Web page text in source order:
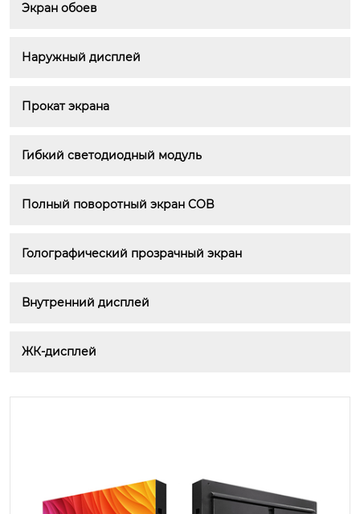
Экран обоев
Наружный дисплей
Прокат экрана
Гибкий светодиодный модуль
Полный поворотный экран COB
Голографический прозрачный экран
Внутренний дисплей
ЖК-дисплей